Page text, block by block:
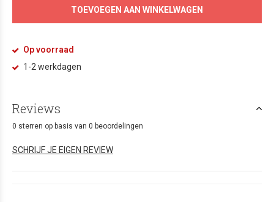
TOEVOEGEN AAN WINKELWAGEN
Op voorraad
1-2 werkdagen
Reviews
0 sterren op basis van 0 beoordelingen
SCHRIJF JE EIGEN REVIEW